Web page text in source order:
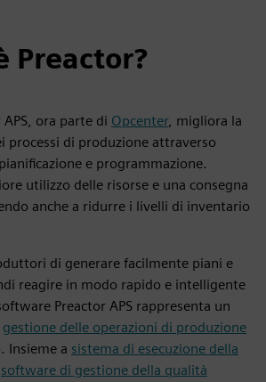
Preactor?
APS, ora parte di Opcenter, migliora la
processi di produzione attraverso
e programmazione.
utilizzo delle risorse e una consegna
anche a ridurre i livelli di inventario
di generare facilmente piani e
reagire in modo rapido e intelligente
Preactor APS rappresenta un
gestione delle operazioni di produzione
Insieme a sistema di esecuzione della
software di gestione della qualità